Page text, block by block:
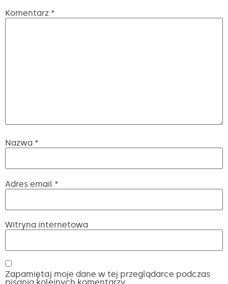
Komentarz *
Nazwa *
Adres email *
Witryna internetowa
Zapamiętaj moje dane w tej przeglądarce podczas